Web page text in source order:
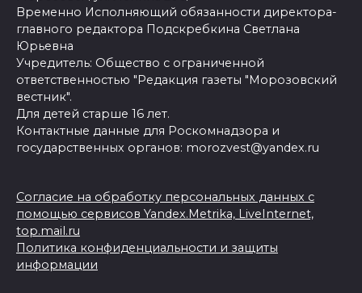
Временно Исполняющий обязанности директора-
главного редактора Подскребкина Светлана
Юрьевна
Учредитель: Общество с ограниченной
ответственностью "Редакция газеты "Морозовский
вестник".
Для детей старше 16 лет.
Контактные данные для Роскомнадзора и
государственных органов: morozvest@yandex.ru
Согласие на обработку персональных данных с
помощью сервисов Yandex.Metrika, LiveInternet,
top.mail.ru
Политика конфиденциальности и защиты
информации